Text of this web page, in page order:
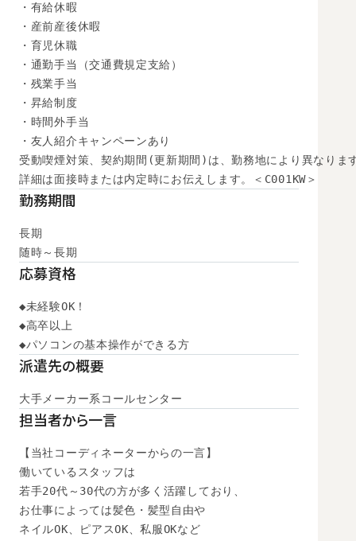
・有給休暇
・産前産後休暇
・育児休職
・通勤手当（交通費規定支給）
・残業手当
・昇給制度
・時間外手当
・友人紹介キャンペーンあり
受動喫煙対策、契約期間(更新期間)は、勤務地により異なりま
詳細は面接時または内定時にお伝えします。＜C001KW＞
勤務期間
長期
随時～長期
応募資格
◆未経験OK！
◆高卒以上
◆パソコンの基本操作ができる方
派遣先の概要
大手メーカー系コールセンター
担当者から一言
【当社コーディネーターからの一言】
働いているスタッフは
若手20代～30代の方が多く活躍しており、
お仕事によっては髪色・髪型自由や
ネイルOK、ピアスOK、私服OKなど